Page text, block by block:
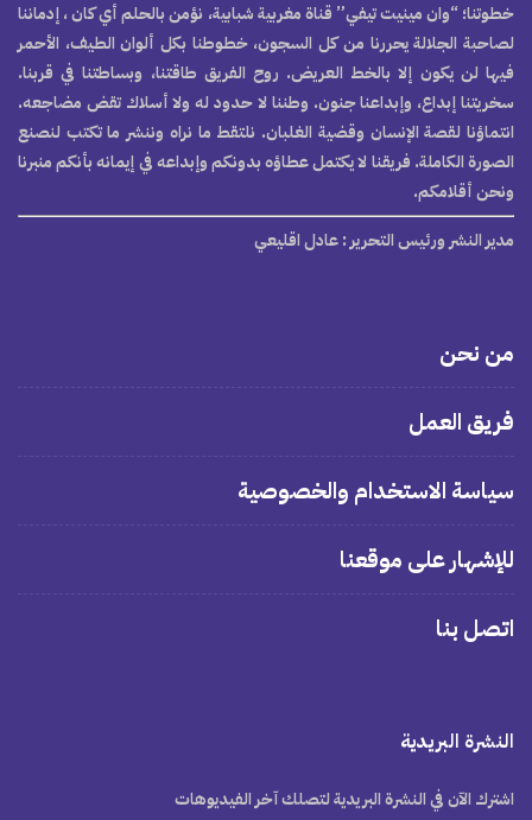
خطوتنا؛ “وان مينيت تيفي” قناة مغربية شبابية، نؤمن بالحلم أي كان ، إدماننا
لصاحبة الجلالة يحررنا من كل السجون، خطوطنا بكل ألوان الطيف، الأحمر
فيها لن يكون إلا بالخط العريض. روح الفريق طاقتنا، وبساطتنا في قربنا.
سخريتنا إبداع، وإبداعنا جنون. وطننا لا حدود له ولا أسلاك تقض مضاجعه.
انتماؤنا لقصة الإنسان وقضية الغلبان. نلتقط ما نراه وننشر ما تكتب لنصنع
الصورة الكاملة. فريقنا لا يكتمل عطاؤه بدونكم وإبداعه في إيمانه بأنكم منبرنا
ونحن أقلامكم.
مدير النشر ورئيس التحرير: عادل اقليعي
من نحن
فريق العمل
سياسة الاستخدام والخصوصية
للإشهار على موقعنا
اتصل بنا
النشرة البريدية
اشترك الآن في النشرة البريدية لتصلك آخر الفيديوهات